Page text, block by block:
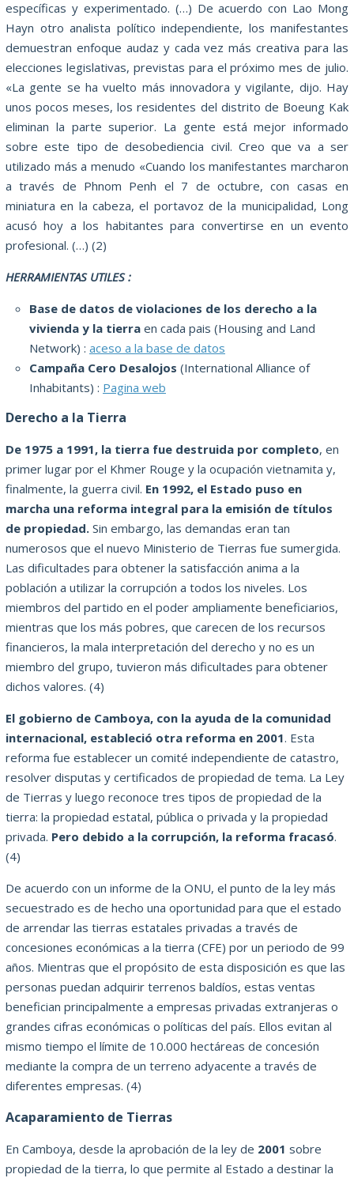
específicas y experimentado. (…) De acuerdo con Lao Mong
Hayn otro analista político independiente, los manifestantes
demuestran enfoque audaz y cada vez más creativa para las
elecciones legislativas, previstas para el próximo mes de julio.
«La gente se ha vuelto más innovadora y vigilante, dijo. Hay
unos pocos meses, los residentes del distrito de Boeung Kak
eliminan la parte superior. La gente está mejor informado
sobre este tipo de desobediencia civil. Creo que va a ser
utilizado más a menudo «Cuando los manifestantes marcharon
a través de Phnom Penh el 7 de octubre, con casas en
miniatura en la cabeza, el portavoz de la municipalidad, Long
acusó hoy a los habitantes para convertirse en un evento
profesional. (…) (2)
HERRAMIENTAS UTILES :
Base de datos de violaciones de los derecho a la
vivienda y la tierra en cada pais (Housing and Land
Network) : aceso a la base de datos
Campaña Cero Desalojos (International Alliance of
Inhabitants) : Pagina web
Derecho a la Tierra
De 1975 a 1991, la tierra fue destruida por completo, en
primer lugar por el Khmer Rouge y la ocupación vietnamita y,
finalmente, la guerra civil. En 1992, el Estado puso en
marcha una reforma integral para la emisión de títulos
de propiedad. Sin embargo, las demandas eran tan
numerosos que el nuevo Ministerio de Tierras fue sumergida.
Las dificultades para obtener la satisfacción anima a la
población a utilizar la corrupción a todos los niveles. Los
miembros del partido en el poder ampliamente beneficiarios,
mientras que los más pobres, que carecen de los recursos
financieros, la mala interpretación del derecho y no es un
miembro del grupo, tuvieron más dificultades para obtener
dichos valores. (4)
El gobierno de Camboya, con la ayuda de la comunidad
internacional, estableció otra reforma en 2001. Esta
reforma fue establecer un comité independiente de catastro,
resolver disputas y certificados de propiedad de tema. La Ley
de Tierras y luego reconoce tres tipos de propiedad de la
tierra: la propiedad estatal, pública o privada y la propiedad
privada. Pero debido a la corrupción, la reforma fracasó.
(4)
De acuerdo con un informe de la ONU, el punto de la ley más
secuestrado es de hecho una oportunidad para que el estado
de arrendar las tierras estatales privadas a través de
concesiones económicas a la tierra (CFE) por un periodo de 99
años. Mientras que el propósito de esta disposición es que las
personas puedan adquirir terrenos baldíos, estas ventas
benefician principalmente a empresas privadas extranjeras o
grandes cifras económicas o políticas del país. Ellos evitan al
mismo tiempo el límite de 10.000 hectáreas de concesión
mediante la compra de un terreno adyacente a través de
diferentes empresas. (4)
Acaparamiento de Tierras
En Camboya, desde la aprobación de la ley de 2001 sobre
propiedad de la tierra, lo que permite al Estado a destinar la